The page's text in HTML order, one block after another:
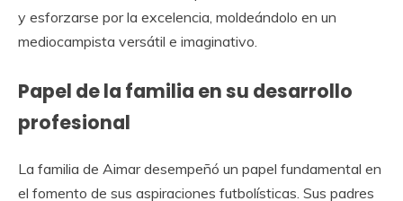
y esforzarse por la excelencia, moldeándolo en un
mediocampista versátil e imaginativo.
Papel de la familia en su desarrollo
profesional
La familia de Aimar desempeñó un papel fundamental en
el fomento de sus aspiraciones futbolísticas. Sus padres